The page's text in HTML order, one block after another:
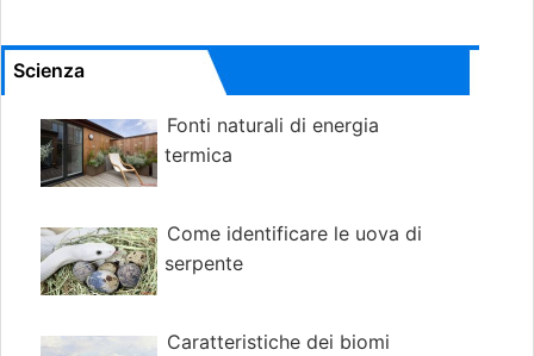
Scienza
Fonti naturali di energia
termica
Come identificare le uova di
serpente
Caratteristiche dei biomi